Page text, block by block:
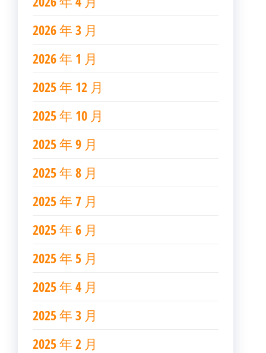
2026 年 3 月
2026 年 1 月
2025 年 12 月
2025 年 10 月
2025 年 9 月
2025 年 8 月
2025 年 7 月
2025 年 6 月
2025 年 5 月
2025 年 4 月
2025 年 3 月
2025 年 2 月